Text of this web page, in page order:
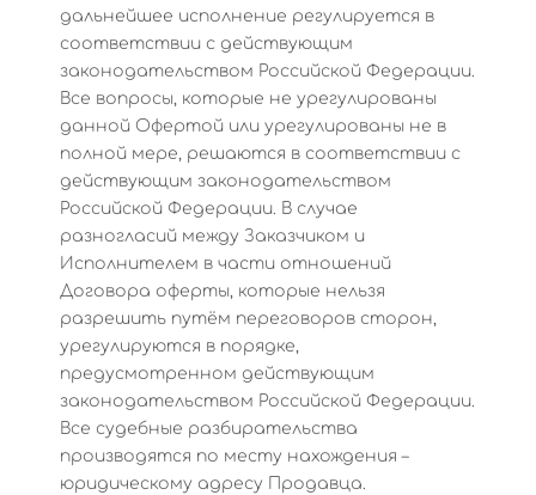
дальнейшее исполнение регулируется в
соответствии с действующим
законодательством Российской Федерации.
Все вопросы, которые не урегулированы
данной Офертой или урегулированы не в
полной мере, решаются в соответствии с
действующим законодательством
Российской Федерации. В случае
разногласий между Заказчиком и
Исполнителем в части отношений
Договора оферты, которые нельзя
разрешить путём переговоров сторон,
урегулируются в порядке,
предусмотренном действующим
законодательством Российской Федерации.
Все судебные разбирательства
производятся по месту нахождения –
юридическому адресу Продавца.